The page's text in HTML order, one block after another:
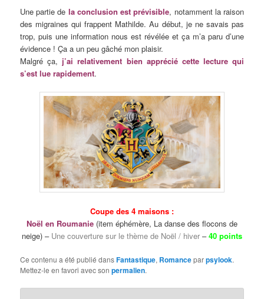
Une partie de la conclusion est prévisible, notamment la raison
des migraines qui frappent Mathilde. Au début, je ne savais pas
trop, puis une information nous est révélée et ça m’a paru d’une
évidence ! Ça a un peu gâché mon plaisir.
Malgré ça, j’ai relativement bien apprécié cette lecture qui
s’est lue rapidement.
Coupe des 4 maisons :
Noël en Roumanie (item éphémère, La danse des flocons de
neige) – Une couverture sur le thème de Noël / hiver –40 points
Ce contenu a été publié dansFantastique, Romanceparpsylook.
Mettez-le en favori avec sonpermalien.